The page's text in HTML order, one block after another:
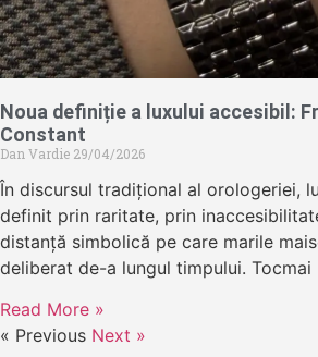
Noua definiție a luxului accesibil:
Constant
Dan Vardie 29/04/2026
În discursul tradițional al orologeriei,
definit prin raritate, prin
distanță simbolică pe care marile
deliberat de-a lungul timpului. Tocmai
Read More »
« Previous Next »